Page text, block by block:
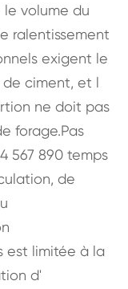
le volume du
ralentissement
exigent le
ciment, et l
ne doit pas
forage.Pas
567 890 temps
de
est limitée à la
d'